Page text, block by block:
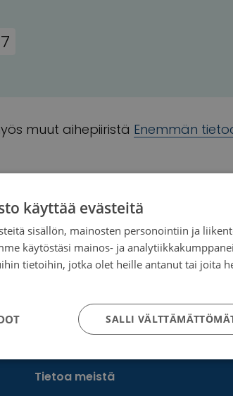
muut aihepiiristä Enemmän
säätely etäpesäkkeiden varhaisessa
Tutustu
Tietoa meistä
käyttää evästeitä
sisällön, mainosten personointiin ja
käytöstäsi mainos- ja
tietoihin, jotka olet heille antanut tai joita
SALLI